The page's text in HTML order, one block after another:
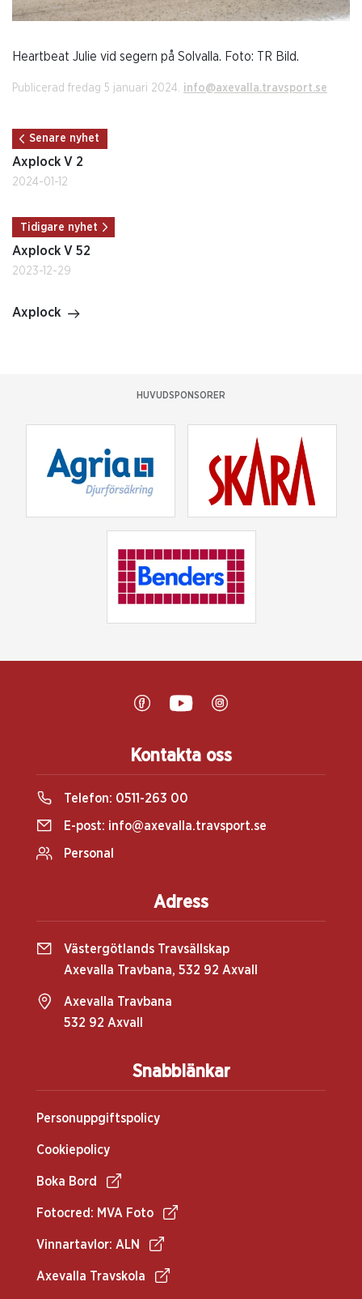
Heartbeat Julie vid segern på Solvalla. Foto: TR Bild.
Publicerad fredag 5 januari 2024. info@axevalla.travsport.se
Senare nyhet
Axplock V 2
2024-01-12
Tidigare nyhet
Axplock V 52
2023-12-29
Axplock
HUVUDSPONSORER
Snabblänkar
Personuppgiftspolicy
Cookiepolicy
Boka Bord
Fotocred: MVA Foto
Vinnartavlor: ALN
Axevalla Travskola
Kontakta oss
Telefon: 0511-263 00
E-post: info@axevalla.travsport.se
Personal
Adress
Västergötlands Travsällskap
Axevalla Travbana, 532 92 Axvall
Axevalla Travbana
532 92 Axvall